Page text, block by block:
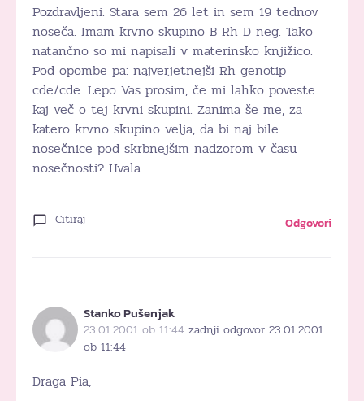
Pozdravljeni. Stara sem 26 let in sem 19 tednov
noseča. Imam krvno skupino B Rh D neg. Tako
natančno so mi napisali v materinsko knjižico.
Pod opombe pa: najverjetnejši Rh genotip
cde/cde. Lepo Vas prosim, če mi lahko poveste
kaj več o tej krvni skupini. Zanima še me, za
katero krvno skupino velja, da bi naj bile
nosečnice pod skrbnejšim nadzorom v času
nosečnosti? Hvala
Citiraj Odgovori
Stanko Pušenjak
23.01.2001 ob 11:44 zadnji odgovor 23.01.2001
ob 11:44
Draga Pia,